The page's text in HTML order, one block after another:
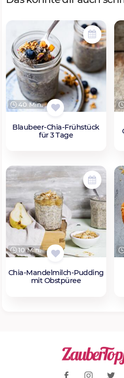
40 Min.
Blaubeer-Chia-Frühstück
für 3 Tage
10 Min.
Chia-Mandelmilch-Pudding
mit Obstpüree